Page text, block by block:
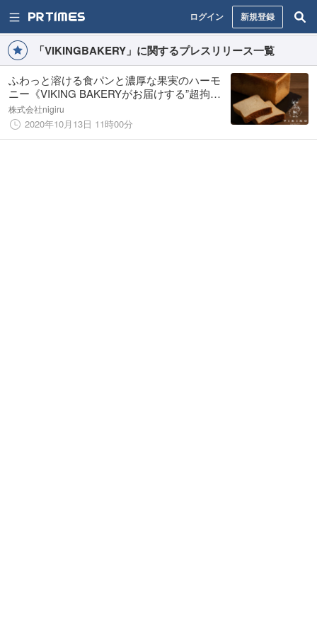
ログイン 新規登録
「VIKINGBAKERY」に関するプレスリリース一覧
ふわっと溶ける食パンと濃厚な果実のハーモ
ニー《VIKING BAKERYがお届けする”超拘
り”のフルーツサンドウィッチ》発売！
株式会社nigiru
2020年10月13日 11時00分